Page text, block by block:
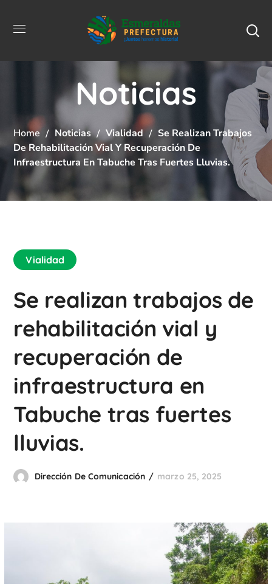
Noticias
Home Noticias Vialidad
Se Realizan Trabajos
De Rehabilitación Vial Y Recuperación De
Infraestructura En Tabuche Tras Fuertes Lluvias.
Vialidad
Se realizan trabajos de
rehabilitación vial y
recuperación de
infraestructura en
Tabuche tras fuertes
lluvias.
Dirección De Comunicación marzo 25, 2025